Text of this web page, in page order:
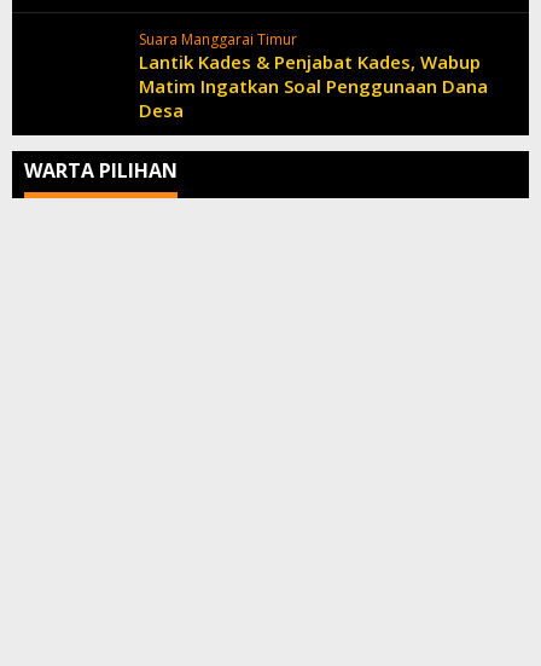
Suara Manggarai Timur
Lantik Kades & Penjabat Kades, Wabup
Matim Ingatkan Soal Penggunaan Dana
Desa
WARTA PILIHAN